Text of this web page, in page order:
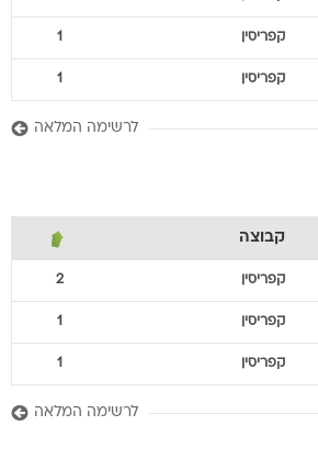
קפריסין 1
קפריסין 1
לרשימה המלאה
קבוצה
קפריסין 2
קפריסין 1
קפריסין 1
לרשימה המלאה